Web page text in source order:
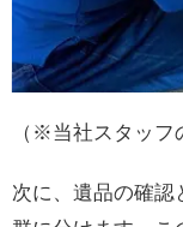
（※当社スタッフ
次に、遺品の確認